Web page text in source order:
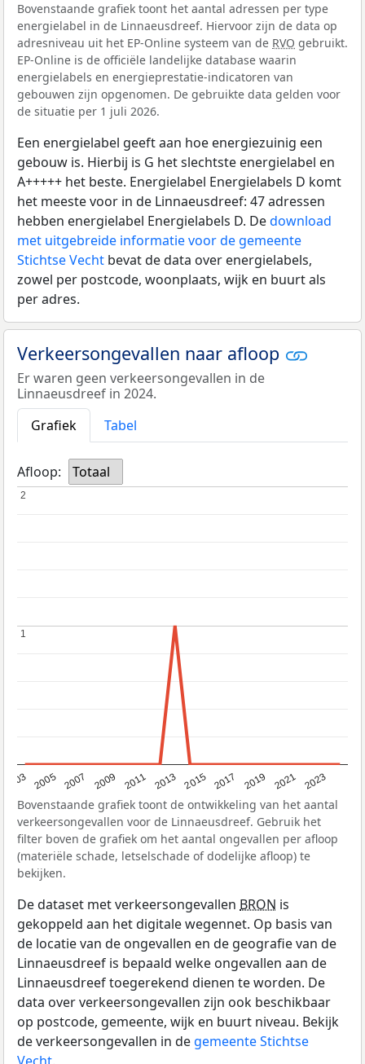
Bovenstaande grafiek toont het aantal adressen per type
energielabel in de Linnaeusdreef. Hiervoor zijn de data op
adresniveau uit het EP-Online systeem van de RVO gebruikt.
EP-Online is de officiële landelijke database waarin
energielabels en energieprestatie-indicatoren van
gebouwen zijn opgenomen. De gebruikte data gelden voor
de situatie per 1 juli 2026.
Een energielabel geeft aan hoe energiezuinig een
gebouw is. Hierbij is G het slechtste energielabel en
A+++++ het beste. Energielabel Energielabels D komt
het meeste voor in de Linnaeusdreef: 47 adressen
hebben energielabel Energielabels D. Dedownload
met uitgebreide informatie voor de gemeente
Stichtse Vecht bevat de data over energielabels,
zowel per postcode, woonplaats, wijk en buurt als
per adres.
Verkeersongevallen naar afloop
Er waren geen verkeersongevallen in de
Linnaeusdreef in 2024.
Grafiek
Tabel
Afloop: Totaal
2003 2005 2007 2009 2011 2013 2015 2017 2019 2021 2023
1
1
2
2
Bovenstaande grafiek toont de ontwikkeling van het aantal
verkeersongevallen voor de Linnaeusdreef. Gebruik het
filter boven de grafiek om het aantal ongevallen per afloop
(materiële schade, letselschade of dodelijke afloop) te
bekijken.
De dataset met verkeersongevallen BRON is
gekoppeld aan het digitale wegennet. Op basis van
de locatie van de ongevallen en de geografie van de
Linnaeusdreef is bepaald welke ongevallen aan de
Linnaeusdreef toegerekend dienen te worden. De
data over verkeersongevallen zijn ook beschikbaar
op postcode, gemeente, wijk en buurt niveau. Bekijk
de verkeersongevallen in de gemeente Stichtse